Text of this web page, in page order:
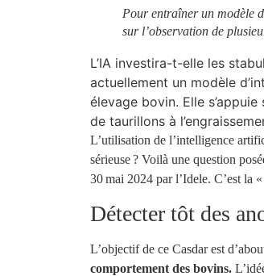
Pour entraîner un modèle
sur l’observation de
L’IA investira-t-elle les
actuellement un modèle
élevage bovin. Elle
de taurillons à
L’utilisation de l’intelligence
sérieuse ? Voilà une question
30 mai 2024 par l’Idele. C’est la «
Détecter tôt des
L’objectif de ce Casdar est
comportement des bovins.